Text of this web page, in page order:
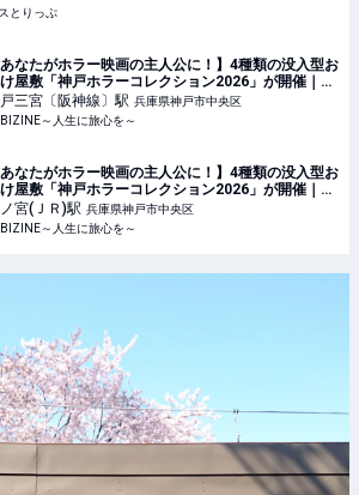
とりっぷ
あなたがホラー映画の主人公に！】4種類の没入型お
屋敷「神戸ホラーコレクション2026」が開催｜兵
三宮〔阪神線〕駅 兵庫県神戸市中央区
～人生に旅心を～
あなたがホラー映画の主人公に！】4種類の没入型お
屋敷「神戸ホラーコレクション2026」が開催｜兵
宮(ＪＲ)駅 兵庫県神戸市中央区
～人生に旅心を～